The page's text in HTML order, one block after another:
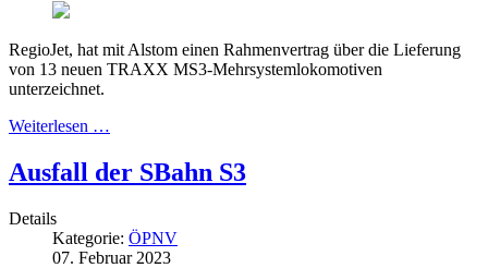
RegioJet, hat mit Alstom einen Rahmenvertrag über die Lieferung
von 13 neuen TRAXX MS3-Mehrsystemlokomotiven
unterzeichnet.
Weiterlesen …
Ausfall der SBahn S3
Details
Kategorie: ÖPNV
07. Februar 2023